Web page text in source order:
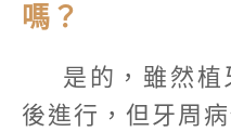
嗎？
是的，雖然
後進行，但牙周